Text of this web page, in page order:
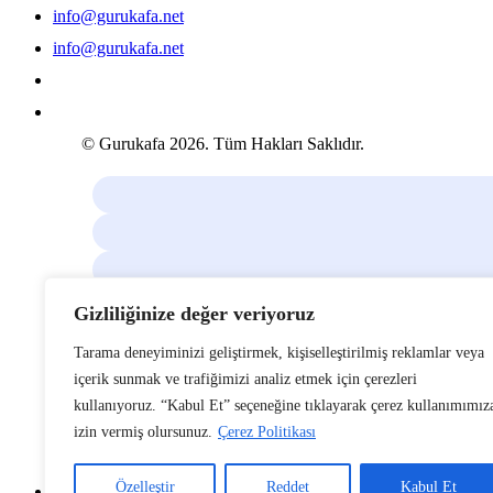
Gizliliğinize değer veriyoruz
Tarama deneyiminizi geliştirmek, kişiselleştirilmiş reklamlar veya
içerik sunmak ve trafiğimizi analiz etmek için çerezleri
kullanıyoruz. “Kabul Et” seçeneğine tıklayarak çerez
izin vermiş olursunuz. Çerez Politikası
Özelleştir Reddet Kabul Et
info@gurukafa.net
search
Menu
info@gurukafa.net
© Gurukafa 2026. Tüm Hakları Saklıdır.